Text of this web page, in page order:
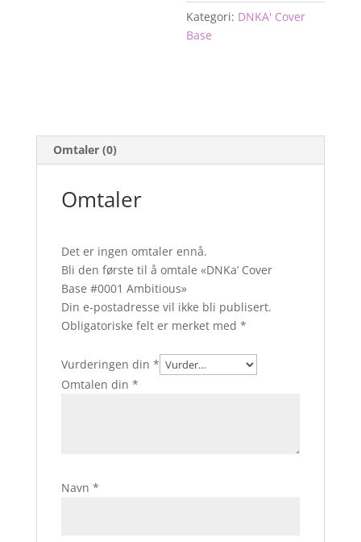
Kategori: DNKA' Cover
Base
Omtaler (0)
Omtaler
Det er ingen omtaler ennå.
Bli den første til å omtale «DNKa’ Cover
Base #0001 Ambitious»
Din e-postadresse vil ikke bli publisert.
Obligatoriske felt er merket med *
Vurderingen din *
Omtalen din *
Navn *